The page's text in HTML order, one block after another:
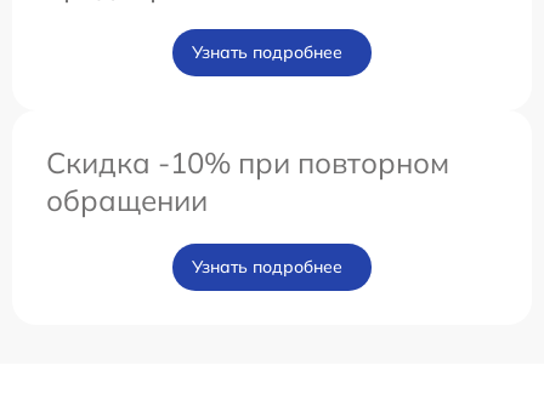
Узнать подробнее
Скидка -10% при повторном
обращении
Узнать подробнее